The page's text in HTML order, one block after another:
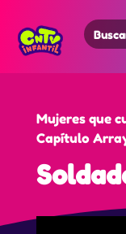
Search
for:
Mujeres que
Capítulo